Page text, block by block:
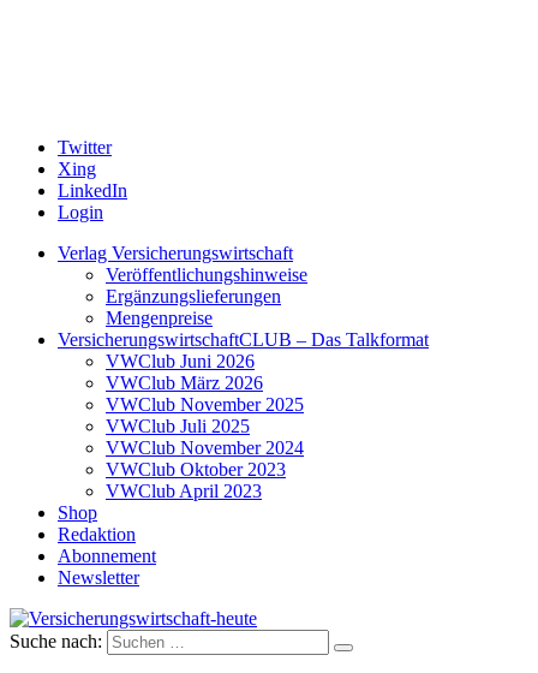
Twitter
Xing
LinkedIn
Login
Verlag Versicherungswirtschaft
Veröffentlichungshinweise
Ergänzungslieferungen
Mengenpreise
VersicherungswirtschaftCLUB – Das Talkformat
VWClub Juni 2026
VWClub März 2026
VWClub November 2025
VWClub Juli 2025
VWClub November 2024
VWClub Oktober 2023
VWClub April 2023
Shop
Redaktion
Abonnement
Newsletter
Versicherungswirtschaft-heute
Suche nach: